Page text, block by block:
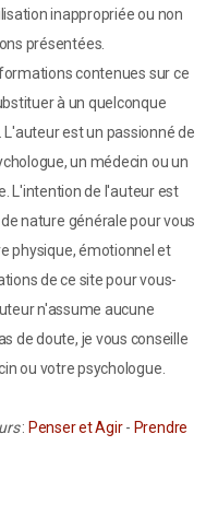
inappropriée ou non
présentées.
contenues sur ce
à un quelconque
est un passionné de
un médecin ou un
L'intention de l'auteur est
nature générale pour vous
physique, émotionnel et
de ce site pour vous-
n'assume aucune
de doute, je vous conseille
ou votre psychologue.
: Penser et Agir- Prendre